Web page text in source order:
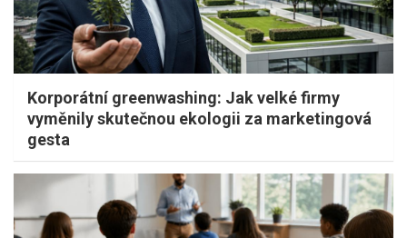
Korporátní greenwashing: Jak velké firmy
vyměnily skutečnou ekologii za marketingová
gesta